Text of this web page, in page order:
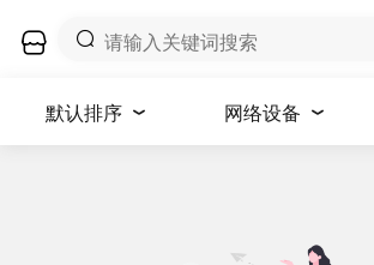
默认排序 网络设备